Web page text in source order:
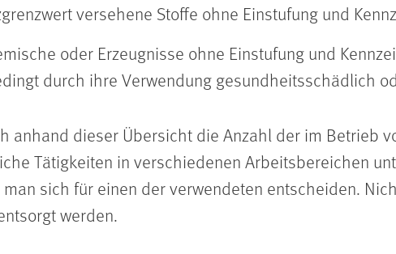
versehene Stoffe ohne Einstufung und
oder Erzeugnisse ohne Einstufung und
durch ihre Verwendung gesundheitsschädlich
anhand dieser Übersicht die Anzahl der im Betrieb
Tätigkeiten in verschiedenen Arbeitsbereichen
sich für einen der verwendeten entscheiden.
werden.